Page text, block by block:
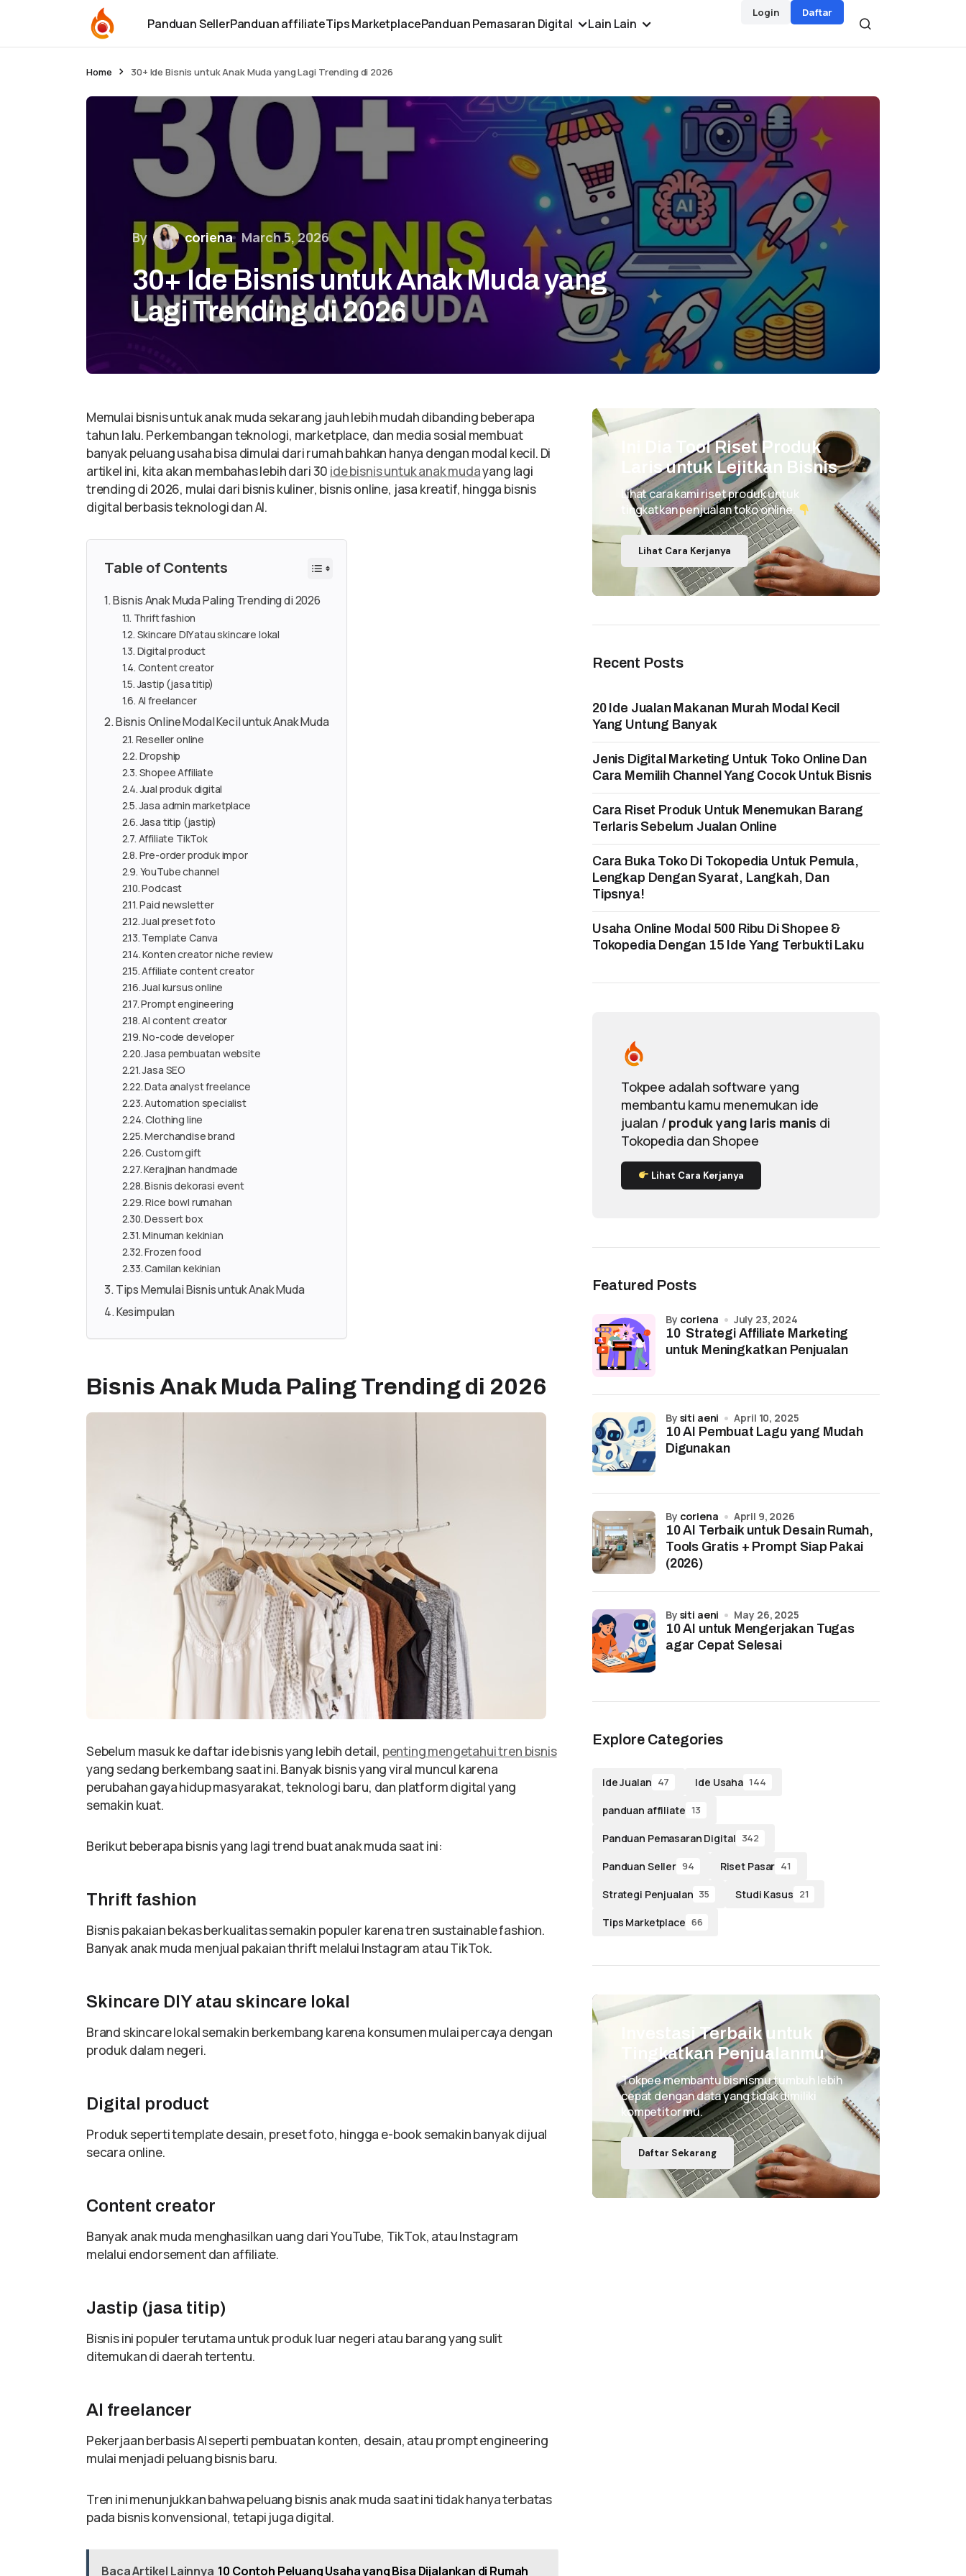
Panduan SellerPanduan affiliateTips MarketplacePanduan Pemasaran Digital Lain Lain
Login Daftar
Home 30+ Ide Bisnis untuk Anak Muda yang Lagi Trending di 2026
By coriena March 5, 2026
30+ Ide Bisnis untuk Anak Muda yang
Lagi Trending di 2026
Memulai bisnis untuk anak muda sekarang jauh lebih mudah dibanding beberapa
tahun lalu. Perkembangan teknologi, marketplace, dan media sosial membuat
banyak peluang usaha bisa dimulai dari rumah bahkan hanya dengan modal kecil. Di
artikel ini, kita akan membahas lebih dari 30 ide bisnis untuk anak mudayang lagi
trending di 2026, mulai dari bisnis kuliner, bisnis online, jasa kreatif, hingga bisnis
digital berbasis teknologi dan AI.
Table of Contents
Bisnis Anak Muda Paling Trending di 2026
Thrift fashion
Skincare DIY atau skincare lokal
Digital product
Content creator
Jastip (jasa titip)
AI freelancer
Bisnis Online Modal Kecil untuk Anak Muda
Reseller online
Dropship
Shopee Affiliate
Jual produk digital
Jasa admin marketplace
Jasa titip (jastip)
Affiliate TikTok
Pre-order produk impor
YouTube channel
Podcast
Paid newsletter
Jual preset foto
Template Canva
Konten creator niche review
Affiliate content creator
Jual kursus online
Prompt engineering
AI content creator
No-code developer
Jasa pembuatan website
Jasa SEO
Data analyst freelance
Automation specialist
Clothing line
Merchandise brand
Custom gift
Kerajinan handmade
Bisnis dekorasi event
Rice bowl rumahan
Dessert box
Minuman kekinian
Frozen food
Camilan kekinian
Tips Memulai Bisnis untuk Anak Muda
Kesimpulan
Bisnis Anak Muda Paling Trending di 2026
Sebelum masuk ke daftar ide bisnis yang lebih detail, penting mengetahui tren bisnis
yang sedang berkembang saat ini. Banyak bisnis yang viral muncul karena
perubahan gaya hidup masyarakat, teknologi baru, dan platform digital yang
semakin kuat.
Berikut beberapa bisnis yang lagi trend buat anak muda saat ini:
Thrift fashion
Bisnis pakaian bekas berkualitas semakin populer karena tren sustainable fashion.
Banyak anak muda menjual pakaian thrift melalui Instagram atau TikTok.
Skincare DIY atau skincare lokal
Brand skincare lokal semakin berkembang karena konsumen mulai percaya dengan
produk dalam negeri.
Digital product
Produk seperti template desain, preset foto, hingga e-book semakin banyak dijual
secara online.
Content creator
Banyak anak muda menghasilkan uang dari YouTube, TikTok, atau Instagram
melalui endorsement dan affiliate.
Jastip (jasa titip)
Bisnis ini populer terutama untuk produk luar negeri atau barang yang sulit
ditemukan di daerah tertentu.
AI freelancer
Pekerjaan berbasis AI seperti pembuatan konten, desain, atau prompt engineering
mulai menjadi peluang bisnis baru.
Tren ini menunjukkan bahwa peluang bisnis anak muda saat ini tidak hanya terbatas
pada bisnis konvensional, tetapi juga digital.
Baca Artikel Lainnya 10 Contoh Peluang Usaha yang Bisa Dijalankan di Rumah
Ini Dia Tool Riset Produk
Laris untuk Lejitkan Bisnis
Lihat cara kami riset produk untuk
tingkatkan penjualan toko online.
Lihat Cara Kerjanya
Recent Posts
20 Ide Jualan Makanan Murah Modal Kecil
Yang Untung Banyak
Jenis Digital Marketing Untuk Toko Online Dan
Cara Memilih Channel Yang Cocok Untuk Bisnis
Cara Riset Produk Untuk Menemukan Barang
Terlaris Sebelum Jualan Online
Cara Buka Toko Di Tokopedia Untuk Pemula,
Lengkap Dengan Syarat, Langkah, Dan
Tipsnya!
Usaha Online Modal 500 Ribu Di Shopee &
Tokopedia Dengan 15 Ide Yang Terbukti Laku
Tokpee adalah software yang
membantu kamu menemukan ide
jualan / produk yang laris manis di
Tokopedia dan Shopee
Lihat Cara Kerjanya
Featured Posts
10 Strategi Affiliate Marketing
untuk Meningkatkan Penjualan
by coriena July 23, 2024
10 AI Pembuat Lagu yang Mudah
Digunakan
by siti aeni April 10, 2025
10 AI Terbaik untuk Desain Rumah,
Tools Gratis + Prompt Siap Pakai
(2026)
by coriena April 9, 2026
10 AI untuk Mengerjakan Tugas
agar Cepat Selesai
by siti aeni May 26, 2025
Explore Categories
Ide Jualan 47 Ide Usaha 144
panduan affiliate 13
Panduan Pemasaran Digital 342
Panduan Seller 94 Riset Pasar 41
Strategi Penjualan 35 Studi Kasus 21
Tips Marketplace 66
Investasi Terbaik untuk
Tingkatkan Penjualanmu
Tokpee membantu bisnismu tumbuh lebih
cepat dengan data yang tidak dimiliki
kompetitor mu.
Daftar Sekarang